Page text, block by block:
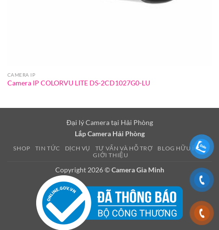
CAMERA IP
Camera IP COLORVU LITE DS-2CD1027G0-LU
Đại lý Camera tại Hải Phòng
Lắp Camera Hải Phòng
SHOP TIN TỨC DỊCH VỤ TƯ VẤN VÀ HỖ TRỢ
BLOG HỮU ÍCH
GIỚI THIỆU
Copyright 2026 ©Camera Gia Minh